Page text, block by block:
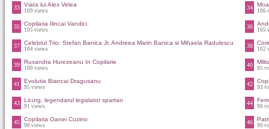
33 Viata lui Alex Velea
109 views 34 106
35 Copilaria Ilincai Vandici
105 views 36 105
37 Celebrul Trio: Stefan Banica Jr, Andreea Marin Banica si Mihaela Radulescu
104 views 38 102
39 Ruxandra Hurezeanu In Copilarie
100 views 40 95
41 Evolutia Biancai Dragusanu
95 views 42 93
43 Licurg, legendarul legislator spartan
91 views 44 90
45 Copilaria Oanei Cuzino
90 views 46 90